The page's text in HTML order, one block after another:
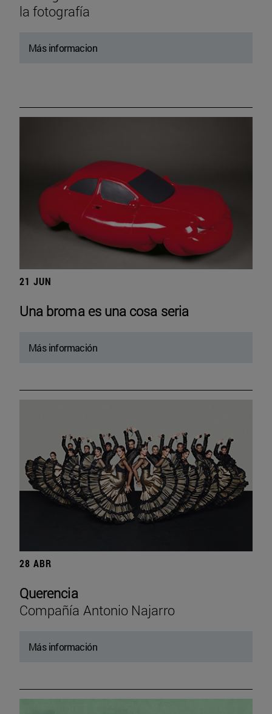
la fotografía
Más informacion
21 JUN
Una broma es una cosa seria
Más información
28 ABR
Querencia
Compañía Antonio Najarro
Más información